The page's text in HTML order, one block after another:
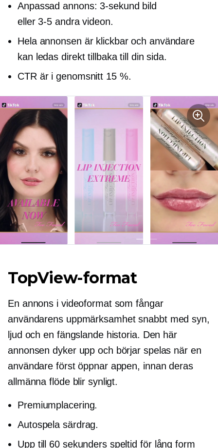
Anpassad annons:3-sekund bild
eller3-5 andra videon.
Hela annonsen är klickbar och användare
kan ledas direkt tillbaka till din sida.
CTR är i genomsnitt 15 %.
TopView-format
En annons i videoformat som fångar
användarens uppmärksamhet snabbt med syn,
ljud och en fängslande historia. Den här
annonsen dyker upp och börjar spelas när en
användare först öppnar appen, innan deras
allmänna flöde blir synligt.
Premiumplacering.
Autospela särdrag.
Upp till 60 sekunders speltid för lång form